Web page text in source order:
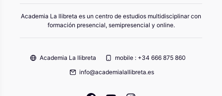
Academia La llibreta es un centro de estudios multidisciplinar con
formación presencial, semipresencial y online.
Academia La llibreta
mobile : +34 666 875 860
info@academialallibreta.es